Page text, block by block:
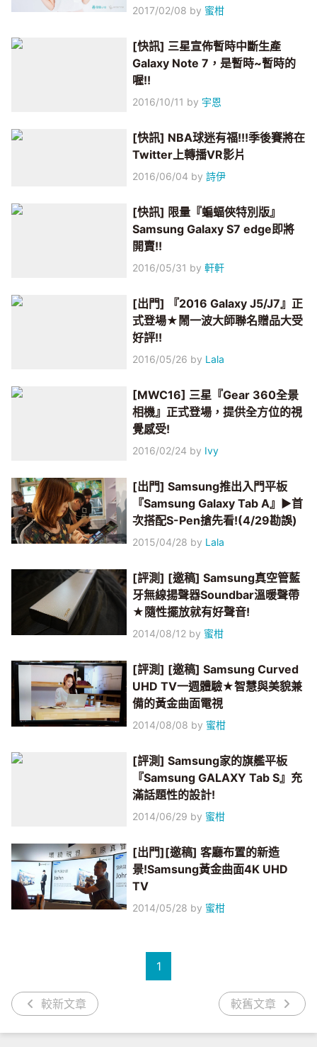
2017/02/08 by 蜜柑
[快訊] 三星宣佈暫時中斷生產
Galaxy Note 7，是暫時~暫時的
喔!!
2016/10/11 by 宇恩
[快訊] NBA球迷有福!!!季後賽將在
Twitter上轉播VR影片
2016/06/04 by詩伊
[快訊] 限量『蝙蝠俠特別版』
Samsung Galaxy S7 edge即將
開賣!!
2016/05/31 by軒軒
[出門] 『2016 Galaxy J5/J7』正
式登場★鬧一波大師聯名贈品大受
好評!!
2016/05/26 by Lala
[MWC16] 三星『Gear 360全景
相機』正式登場，提供全方位的視
覺感受!
2016/02/24 by Ivy
[出門] Samsung推出入門平板
『Samsung Galaxy Tab A』▶首
次搭配S-Pen搶先看!(4/29勘誤)
2015/04/28 by Lala
[評測] [邀稿] Samsung真空管藍
牙無線揚聲器Soundbar溫暖聲帶
★隨性擺放就有好聲音!
2014/08/12 by 蜜柑
[評測] [邀稿] Samsung Curved
UHD TV一週體驗★智慧與美貌兼
備的黃金曲面電視
2014/08/08 by 蜜柑
[評測] Samsung家的旗艦平板
『Samsung GALAXY Tab S』充
滿話題性的設計!
2014/06/29 by 蜜柑
[出門][邀稿] 客廳布置的新造
景!Samsung黃金曲面4K UHD
TV
2014/05/28 by 蜜柑
較新文章
1
較舊文章